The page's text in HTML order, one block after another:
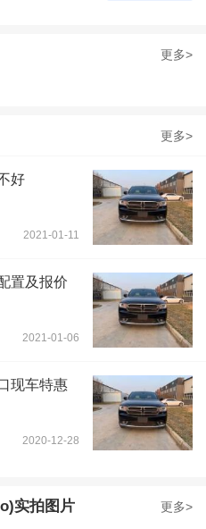
更多>
更多>
好
2021-01-11
置及报价
2021-01-06
现车特惠
2020-12-28
实拍图片
更多>